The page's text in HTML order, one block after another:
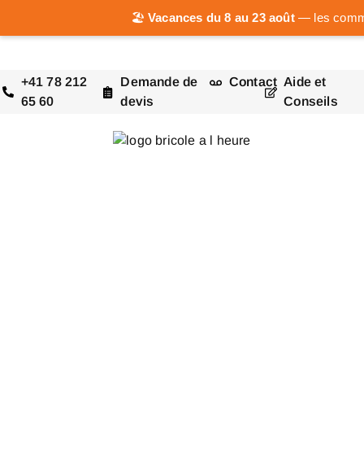
🏖️Vacances du 8 au 23 août— les
+41 78 212
65 60
Demande de
devis
Contact Aide et
Conseils